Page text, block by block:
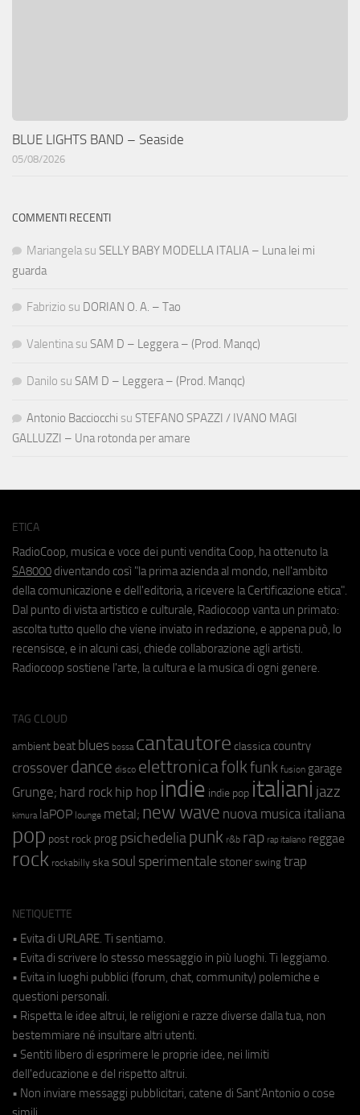
BLUE LIGHTS BAND – Seaside
05/08/2026
COMMENTI RECENTI
Mariangela su SELLY BABY MODELLA ITALIA – Luna lei mi
guarda
Fabrizio su DORIAN O. A. – Tao
Valentina su SAM D – Leggera – (Prod. Manqc)
Danilo su SAM D – Leggera – (Prod. Manqc)
Antonio Bacciocchi su STEFANO SPAZZI / IVANO MAGI
GALLUZZI – Una rotonda per amare
ETICA
RadioCoop, musica e voce dei punti vendita Coop, ha ottenuto la
SA8000 diventando così "la prima azienda al mondo, nell'ambito
della comunicazione e dell'editoria, a ricevere la Certificazione etica".
Dal punto di vista artistico e culturale, Radiocoop vanta un primato:
ascolta tutto quello che viene inviato in redazione, e appena può, lo
recensisce, e in alcuni casi, chiede collaborazione agli artisti.
Radiocoop sostiene l'arte, la cultura e la musica di ogni genere.
TAG CLOUD
ambient beat blues bossa cantautore classica country
crossover dance disco elettronicafolkfunk fusion garage
Grunge; hard rock hip hop indie indie pop italiani jazz
kimura laPOP lounge metal; new wave nuova musica italiana
pop post rock prog psichedeliapunk r&b rap rap italiano reggae
rock rockabilly ska soul sperimentale stoner swing trap
NETIQUETTE
• Evita di URLARE. Ti sentiamo.
• Evita di scrivere lo stesso messaggio in più luoghi. Ti leggiamo.
• Evita in luoghi pubblici (forum, chat, community) polemiche e
questioni personali.
• Rispetta le idee altrui, le religioni e razze diverse dalla tua, non
bestemmiare né insultare altri utenti.
• Sentiti libero di esprimere le proprie idee, nei limiti
dell'educazione e del rispetto altrui.
• Non inviare messaggi pubblicitari, catene di Sant'Antonio o cose